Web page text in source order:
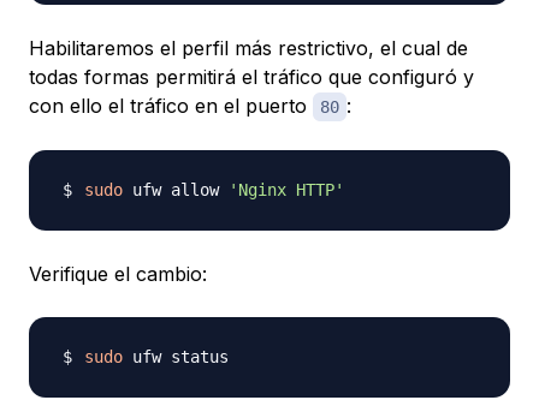
Habilitaremos el perfil más restrictivo, el cual de
todas formas permitirá el tráfico que configuró y
con ello el tráfico en el puerto
80 :
sudo ufw allow 'Nginx HTTP'
Verifique el cambio:
sudo